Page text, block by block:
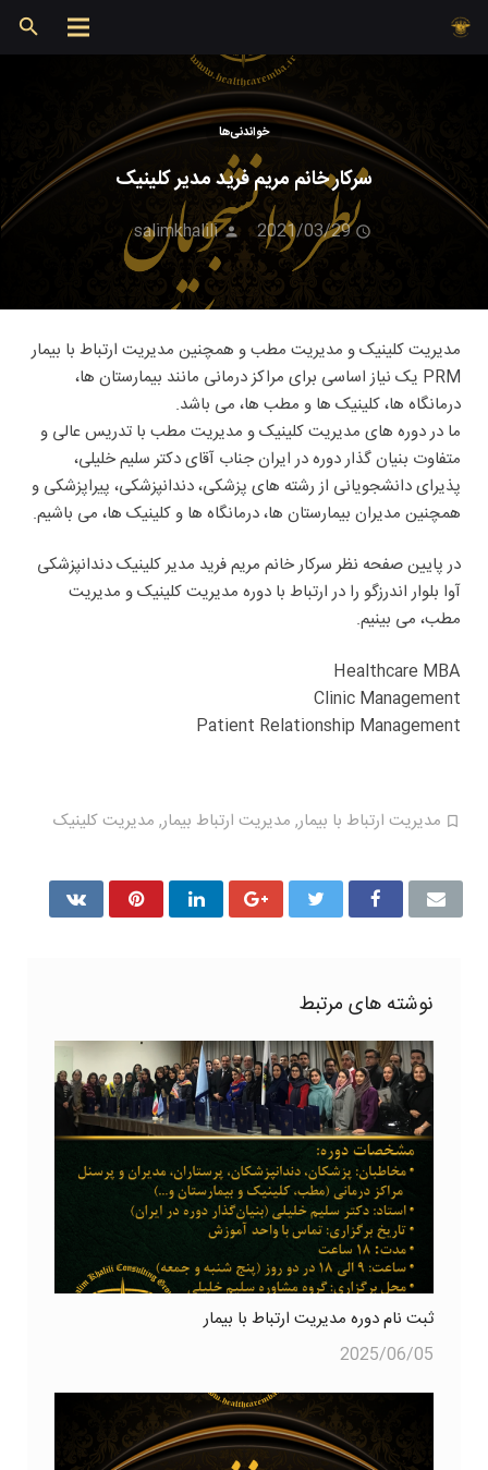
سرکار خانم مریم فرید مدیر کلینیک
2021/03/29
salimkhalili
خواندنی‌ها
مدیریت کلینیک و مدیریت مطب و همچنین مدیریت ارتباط با بیمار
PRM یک نیاز اساسی برای مراکز درمانی مانند بیمارستان ها،
درمانگاه ها، کلینیک ها و مطب ها، می باشد.
ما در دوره های مدیریت کلینیک و مدیریت مطب با تدریس عالی و
متفاوت بنیان گذار دوره در ایران جناب آقای دکتر سلیم خلیلی،
پذیرای دانشجویانی از رشته های پزشکی، دندانپزشکی، پیراپزشکی و
همچنین مدیران بیمارستان ها، درمانگاه ها و کلینیک ها، می باشیم.
در پایین صفحه نظر سرکار خانم مریم فرید مدیر کلینیک دندانپزشکی
آوا بلوار اندرزگو را در ارتباط با دوره مدیریت کلینیک و مدیریت
مطب، می بینیم.
Healthcare MBA
Clinic Management
Patient Relationship Management
مدیریت ارتباط با بیمار, مدیریت ارتباط بیمار, مدیریت کلینیک
نوشته های مرتبط
ثبت نام دوره مدیریت ارتباط با بیمار
2025/06/05